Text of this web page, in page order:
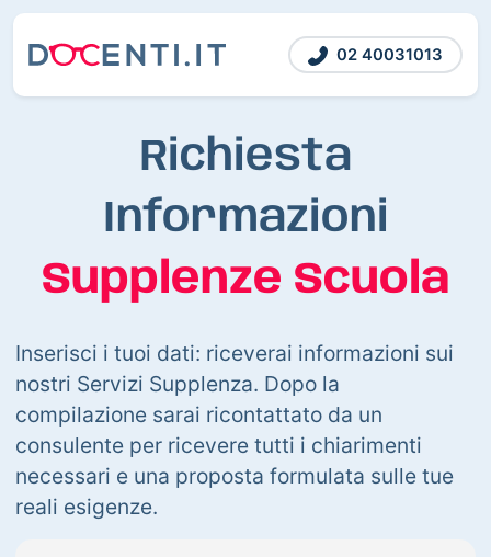
02 40031013
Richiesta
Informazioni
Supplenze Scuola
Inserisci i tuoi dati: riceverai informazioni sui
nostri Servizi Supplenza. Dopo la
compilazione sarai ricontattato da un
consulente per ricevere tutti i chiarimenti
necessari e una proposta formulata sulle tue
reali esigenze.